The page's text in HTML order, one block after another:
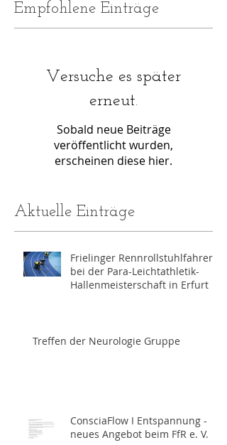
Empfohlene Einträge
Versuche es später
erneut.
Sobald neue Beiträge
veröffentlicht wurden,
erscheinen diese hier.
Aktuelle Einträge
Frielinger Rennrollstuhlfahrer
bei der Para-Leichtathletik-
Hallenmeisterschaft in Erfurt
Treffen der Neurologie Gruppe
ConsciaFlow I Entspannung -
neues Angebot beim FfR e. V.